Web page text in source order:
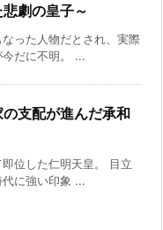
劇の皇子～
った人物だとされ、実際
だに不明。 ...
支配が進んだ承和
位した仁明天皇。 目立
に強い印象 ...